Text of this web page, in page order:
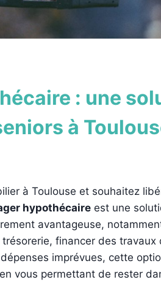
: une
à
à Toulouse et souhaitez
hypothécaire est une
avantageuse,
financer des travaux
imprévues, cette
vous permettant de rester